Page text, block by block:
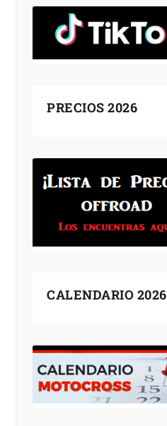
PRECIOS 2026
CALENDARIO 2026